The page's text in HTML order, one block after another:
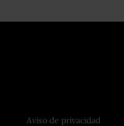
Aviso de privacidad